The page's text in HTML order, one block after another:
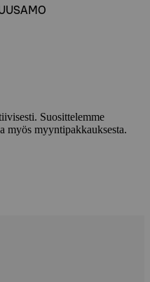
Suosittelemme
myös myyntipakkauksesta.